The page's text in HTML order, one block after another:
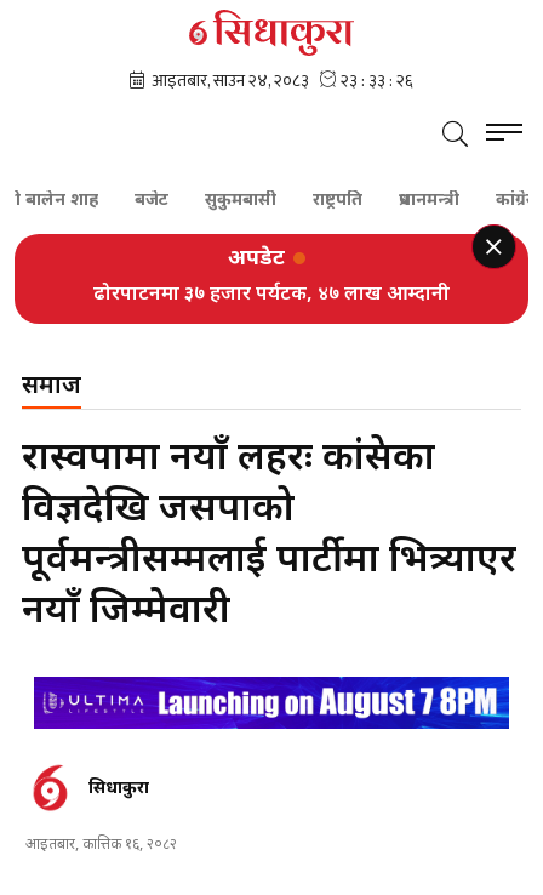
शाह बजेट सुकुमबासी राष्ट्रपति प्रधानमन्त्री कांग्रेस
अपडेट
ढोरपाटनमा ३७ हजार पर्यटक, ४७ लाख आम्दानी
समाज
रास्वपामा नयाँ लहरः कांग्रेसका
विज्ञदेखि जसपाको
पूर्वमन्त्रीसम्मलाई पार्टीमा भित्र्याएर
नयाँ जिम्मेवारी
सिधाकुरा
आइतबार, कात्तिक १६, २०८२